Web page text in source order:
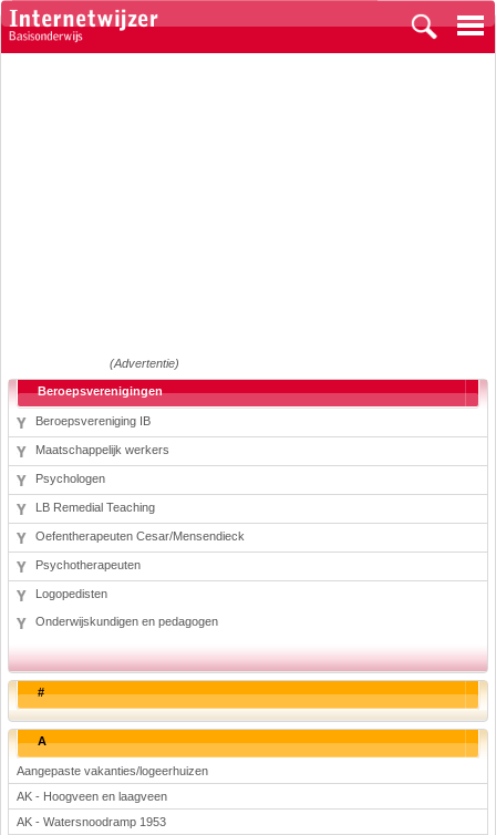
(Advertentie)
Beroepsverenigingen
Beroepsvereniging IB
Maatschappelijk werkers
Psychologen
LB Remedial Teaching
Oefentherapeuten Cesar/Mensendieck
Psychotherapeuten
Logopedisten
Onderwijskundigen en pedagogen
#
A
Aangepaste vakanties/logeerhuizen
AK - Hoogveen en laagveen
AK - Watersnoodramp 1953